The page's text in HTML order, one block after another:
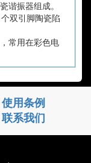
谐振器组成。
双引脚陶瓷陷
常用在彩色电
使用条例
联系我们